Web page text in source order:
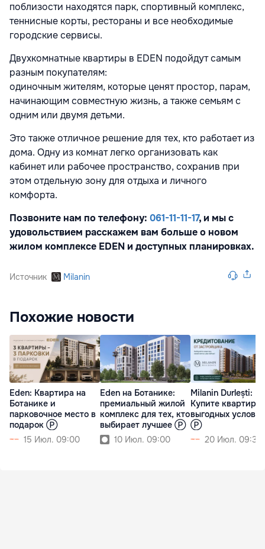
поблизости находятся парк, спортивный комплекс,
теннисные корты, рестораны и все необходимые
городские сервисы.
Двухкомнатные квартиры в EDEN подойдут самым
разным покупателям:
одиночным жителям, которые ценят простор, парам,
начинающим совместную жизнь, а также семьям с
одним или двумя детьми.
Это также отличное решение для тех, кто работает из
дома. Одну из комнат легко организовать как
кабинет или рабочее пространство, сохранив при
этом отдельную зону для отдыха и личного
комфорта.
Позвоните нам по телефону: 061-11-11-17, и мы с
удовольствием расскажем вам больше о новом
жилом комплексе EDEN и доступных планировках.
Источник Milanin
Похожие новости
Eden: Квартира на
Ботанике и
парковочное место в
подарок Ⓟ
15 Июл. 09:00
Eden на Ботанике:
премиальный жилой
комплекс для тех, кто
выбирает лучшее Ⓟ
10 Июл. 09:00
Milanin Durlești:
Купите квартиру
выгодных
Ⓟ
20 Июл. 09:30